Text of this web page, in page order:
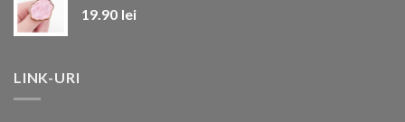
19.90 lei
LINK-URI